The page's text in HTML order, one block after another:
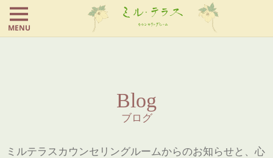
MENU
Blog
ブログ
ミルテラスカウンセリングルームからのお知らせと、心